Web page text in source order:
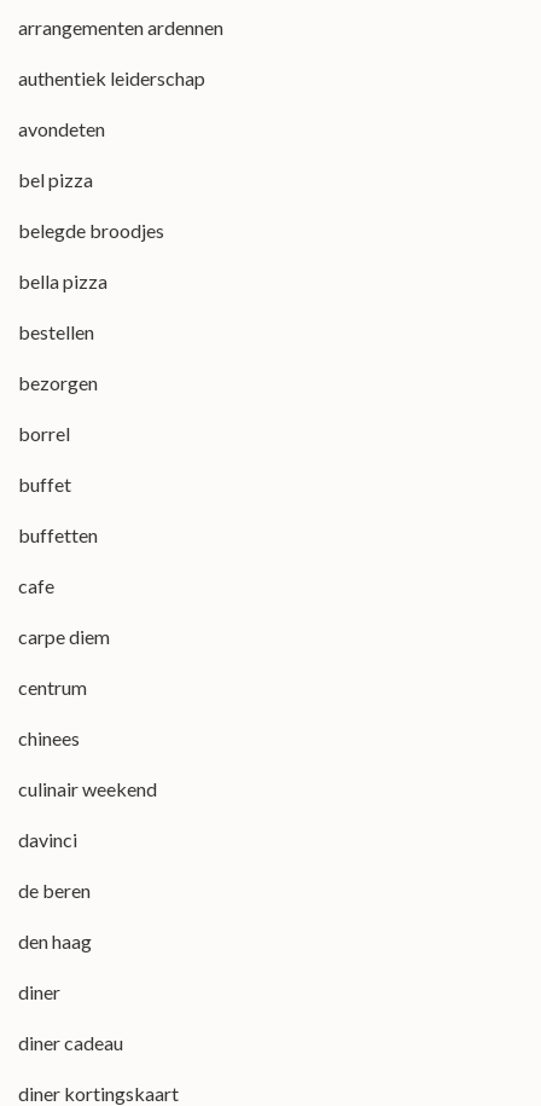
arrangementen ardennen
authentiek leiderschap
avondeten
bel pizza
belegde broodjes
bella pizza
bestellen
bezorgen
borrel
buffet
buffetten
cafe
carpe diem
centrum
chinees
culinair weekend
davinci
de beren
den haag
diner
diner cadeau
diner kortingskaart